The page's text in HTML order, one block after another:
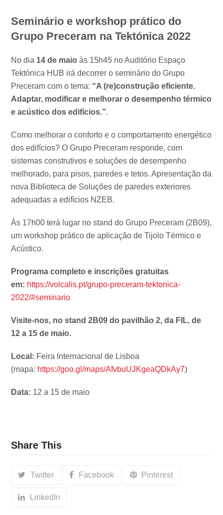
Seminário e workshop prático do
Grupo Preceram na Tektónica 2022
No dia 14 de maio às 15h45 no Auditório Espaço
Tektónica HUB irá decorrer o seminário do Grupo
Preceram com o tema: “A (re)construção eficiente.
Adaptar, modificar e melhorar o desempenho térmico
e acústico dos edifícios.”.
Como melhorar o conforto e o comportamento energético
dos edifícios? O Grupo Preceram responde, com
sistemas construtivos e soluções de desempenho
melhorado, para pisos, paredes e tetos. Apresentação da
nova Biblioteca de Soluções de paredes exteriores
adequadas a edifícios NZEB.
Às 17h00 terá lugar no stand do Grupo Preceram (2B09),
um workshop prático de aplicação de Tijolo Térmico e
Acústico.
Programa completo e inscrições gratuitas
em: https://volcalis.pt/grupo-preceram-tektonica-
2022/#seminario
Visite-nos, no stand 2B09 do pavilhão 2, da FIL, de
12 a 15 de maio.
Local: Feira Internacional de Lisboa
(mapa: https://goo.gl/maps/AfvbuUJKgeaQDkAy7)
Data: 12 a 15 de maio
Share This
Twitter Facebook Pinterest
LinkedIn